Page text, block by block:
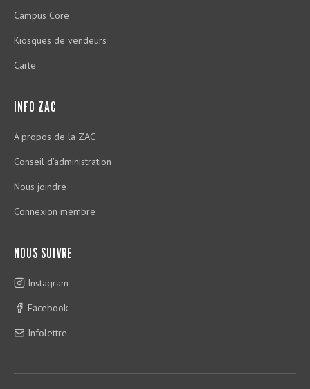
Campus Core
Kiosques de vendeurs
Carte
INFO ZAC
À propos de la ZAC
Conseil d'administration
Nous joindre
Connexion membre
NOUS SUIVRE
Instagram
Facebook
Infolettre